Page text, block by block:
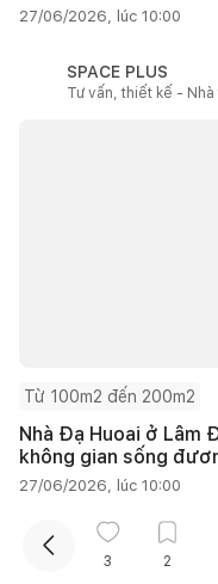
27/06/2026, lúc 10:00
SPACE PLUS
Tư vấn, thiết kế - Nhà
Từ 100m2 đến 200m2
Nhà Đạ Huoai ở Lâm
không gian sống
27/06/2026, lúc 10:00
Kho ảnh
3 2